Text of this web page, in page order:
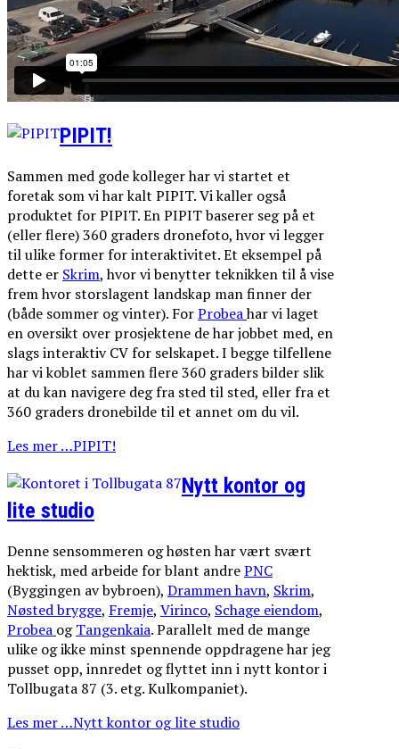
PIPIT!
Sammen med gode kolleger har vi startet et
foretak som vi har kalt PIPIT. Vi kaller også
produktet for PIPIT. En PIPIT baserer seg på et
(eller flere) 360 graders dronefoto, hvor vi legger
til ulike former for interaktivitet. Et eksempel på
dette er Skrim, hvor vi benytter teknikken til å vise
frem hvor storslagent landskap man finner der
(både sommer og vinter). ForProbeahar vi laget
en oversikt over prosjektene de har jobbet med, en
slags interaktiv CV for selskapet. I begge tilfellene
har vi koblet sammen flere 360 graders bilder slik
at du kan navigere deg fra sted til sted, eller fra et
360 graders dronebilde til et annet om du vil.
Les mer …PIPIT!
Nytt kontor og
lite studio
Denne sensommeren og høsten har vært svært
hektisk, med arbeide for blant andrePNC
(Byggingen av bybroen), Drammen havn, Skrim,
Nøsted brygge, Fremje, Virinco, Schage eiendom,
Probea ogTangenkaia. Parallelt med de mange
ulike og ikke minst spennende oppdragene har jeg
pusset opp, innredet og flyttet inn i nytt kontor i
Tollbugata 87 (3. etg. Kulkompaniet).
Les mer …Nytt kontor og lite studio